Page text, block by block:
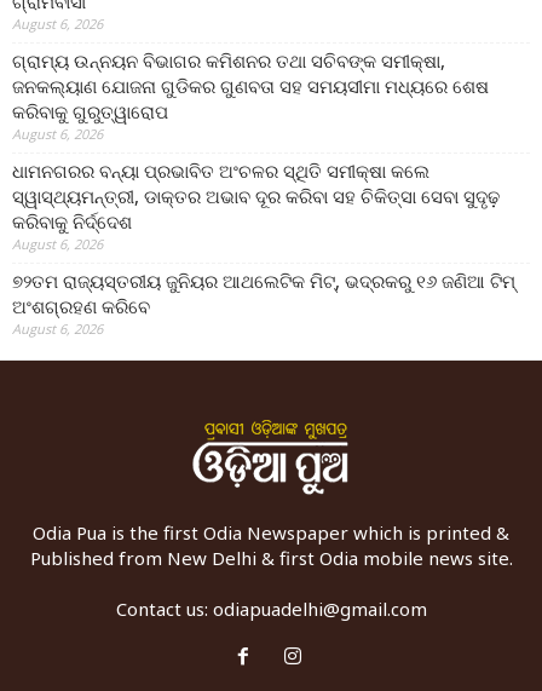
August 6, 2026
ଗ୍ରାମ୍ୟ ଉନ୍ନୟନ ବିଭାଗର କମିଶନର ତଥା ସଚିବଙ୍କ ସମୀକ୍ଷା,
ଜନକଲ୍ୟାଣ ଯୋଜନା ଗୁଡିକର ଗୁଣବତା ସହ ସମୟସୀମା ମଧ୍ୟରେ ଶେଷ
କରିବାକୁ ଗୁରୁତ୍ୱାରୋପ
August 6, 2026
ଧାମନଗରର ବନ୍ୟା ପ୍ରଭାବିତ ଅଂଚଳର ସ୍ଥିତି ସମୀକ୍ଷା କଲେ
ସ୍ୱାସ୍ଥ୍ୟମନ୍ତ୍ରୀ, ଡାକ୍ତର ଅଭାବ ଦୂର କରିବା ସହ ଚିକିତ୍ସା ସେବା ସୁଦୃଢ଼
କରିବାକୁ ନିର୍ଦ୍ଦେଶ
August 6, 2026
୭୨ତମ ରାଜ୍ୟସ୍ତରୀୟ ଜୁନିୟର ଆଥଲେଟିକ ମିଟ୍‌, ଭଦ୍ରକରୁ ୧୬ ଜଣିଆ ଟିମ୍
ଅଂଶଗ୍ରହଣ କରିବେ
August 6, 2026
Odia Pua is the first Odia Newspaper which is printed &
Published from New Delhi & first Odia mobile news site.
Contact us: odiapuadelhi@gmail.com